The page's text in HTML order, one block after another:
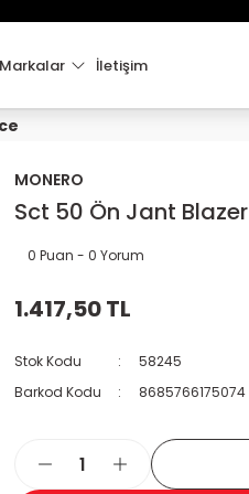
İletişim
MONERO
Sct 50 Ön Jant
0 Puan - 0 Yorum
1.417,50 TL
Stok Kodu 58245
Barkod Kodu
8685766175074